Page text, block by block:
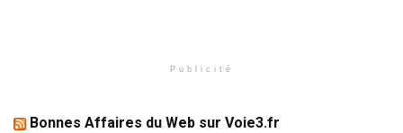
Publicité
Bonnes Affaires du Web sur Voie3.fr